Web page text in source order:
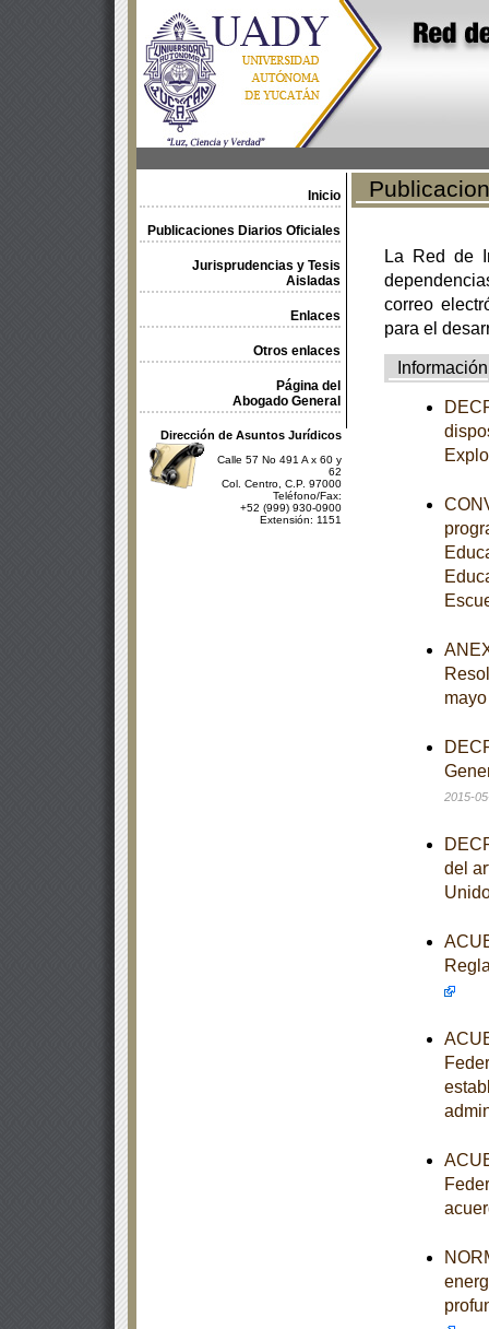
Inicio
Publicaciones Diarios Oficiales
Jurisprudencias y Tesis
Aisladas
Enlaces
Otros enlaces
Página del
Abogado General
Dirección de Asuntos Jurídicos
Calle 57 No 491 A x 60 y
62
Col. Centro, C.P. 97000
Teléfono/Fax:
+52 (999) 930-0900
Extensión: 1151
La Red de
correo
para el
Información
2015-
del